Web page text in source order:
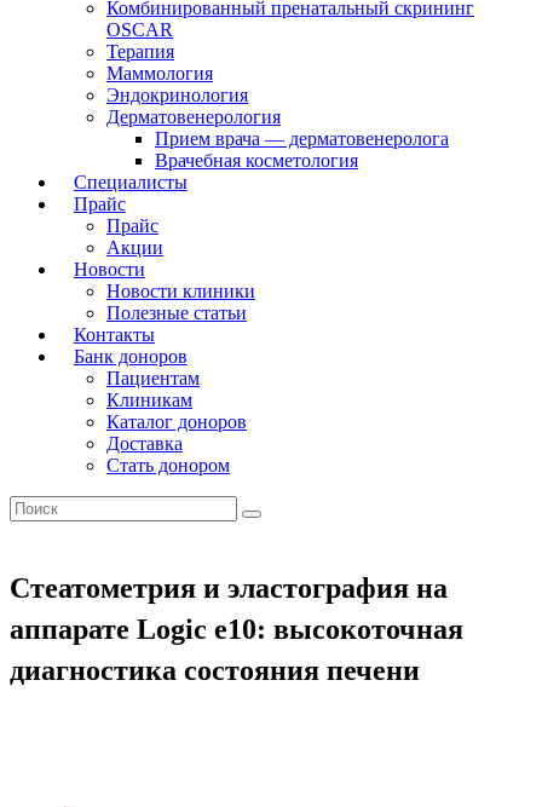
Комбинированный пренатальный скрининг
OSCAR
Терапия
Маммология
Эндокринология
Дерматовенерология
Прием врача — дерматовенеролога
Врачебная косметология
Специалисты
Прайс
Прайс
Акции
Новости
Новости клиники
Полезные статьи
Контакты
Банк доноров
Пациентам
Клиникам
Каталог доноров
Доставка
Стать донором
Стеатометрия и эластография на
аппарате Logic e10: высокоточная
диагностика состояния печени